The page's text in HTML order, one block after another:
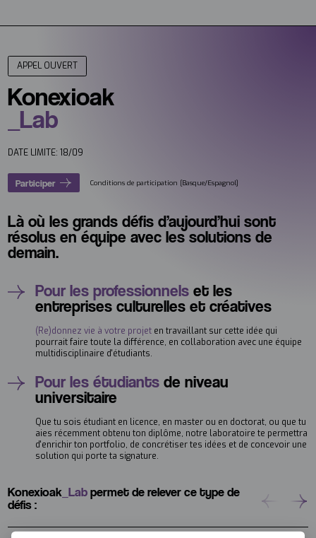
APPEL OUVERT
Konexioak
_Lab
DATE LIMITE: 18/09
Participer Conditions de participation [Basque/Espagnol]
Là où les grands défis d’aujourd’hui sont
résolus en équipe avec les solutions de
demain.
Pour les professionnels et les
entreprises culturelles et créatives
(Re)donnez vie à votre projet en travaillant sur cette idée qui
pourrait faire toute la différence, en collaboration avec une équipe
multidisciplinaire d'étudiants.
Pour les étudiants de niveau
universitaire
Que tu sois étudiant en licence, en master ou en doctorat, ou que tu
aies récemment obtenu ton diplôme, notre laboratoire te permettra
d'enrichir ton portfolio, de concrétiser tes idées et de concevoir une
solution qui porte ta signature.
Konexioak _Labpermet de relever ce type de
défis :